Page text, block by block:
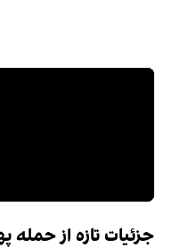
جزئیات تازه از حمله